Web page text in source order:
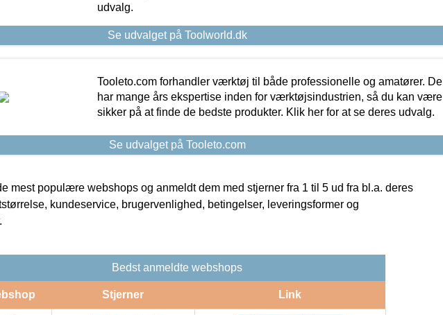
udvalg.
Se udvalget på Toolworld.dk
Tooleto.com forhandler værktøj til både professionelle og amatører. De
har mange års ekspertise inden for værktøjsindustrien, så du kan være
sikker på at finde de bedste produkter. Klik her for at se deres udvalg.
Se udvalget på Tooleto.com
mest populære webshops og anmeldt dem med stjerner fra 1 til 5 ud fra bl.a. deres
kundeservice, brugervenlighed, betingelser, leveringsformer og
Bedst anmeldte webshops
Stjerner Link